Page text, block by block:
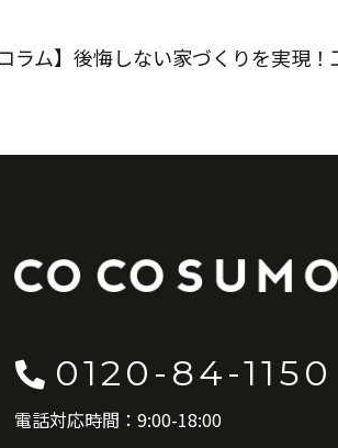
コラム】後悔しない家づくりを実現
0120-84-1150
電話対応時間：9:00-18:00